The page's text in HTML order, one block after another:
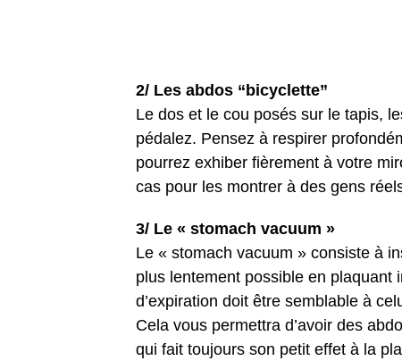
2/ Les abdos “bicyclette”
Le dos et le cou posés sur le tapis,
pédalez. Pensez à respirer
pourrez exhiber fièrement à votre
cas pour les montrer à des gens
3/ Le « stomach vacuum »
Le « stomach vacuum » consiste à
plus lentement possible en plaquant
d’expiration doit être semblable à
Cela vous permettra d’avoir des
qui fait toujours son petit effet à la